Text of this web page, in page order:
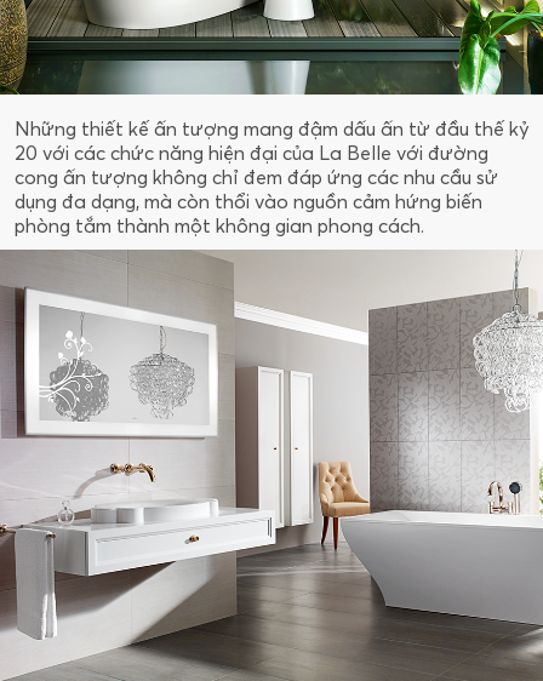
Những thiết kế ấn tượng mang đậm dấu ấn từ đầu thế kỷ
20 với các chức năng hiện đại của La Belle với đường
cong ấn tượng không chỉ đem đáp ứng các nhu cầu sử
dụng đa dạng, mà còn thổi vào nguồn cảm hứng biến
phòng tắm thành một không gian phong cách.